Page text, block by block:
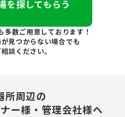
を探してもらう
多数ご用意しております！
見つからない場合でも
談ください。
所周辺の
ー様・管理会社様へ